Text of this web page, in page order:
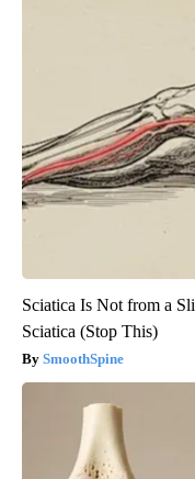
Sciatica Is Not from a
Sciatica (Stop This)
SmoothSpine